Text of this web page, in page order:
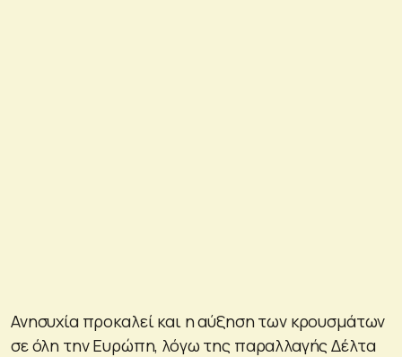
Ανησυχία προκαλεί και η αύξηση των κρουσμάτων
σε όλη την Ευρώπη, λόγω της παραλλαγής Δέλτα